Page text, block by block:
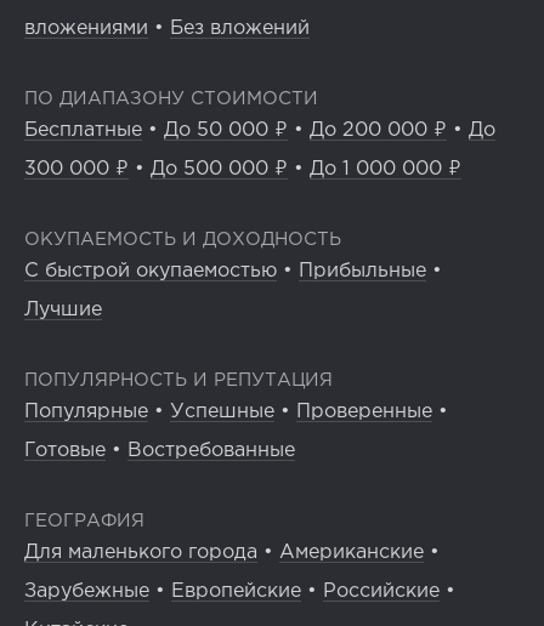
вложениями • Без вложений
ПО ДИАПАЗОНУ СТОИМОСТИ
Бесплатные • До 50 000 ₽ • До 200 000 ₽ • До
300 000 ₽ • До 500 000 ₽ • До 1 000 000 ₽
ОКУПАЕМОСТЬ И ДОХОДНОСТЬ
С быстрой окупаемостью • Прибыльные •
Лучшие
ПОПУЛЯРНОСТЬ И РЕПУТАЦИЯ
Популярные • Успешные • Проверенные •
Готовые • Востребованные
ГЕОГРАФИЯ
Для маленького города • Американские •
Зарубежные • Европейские • Российские •